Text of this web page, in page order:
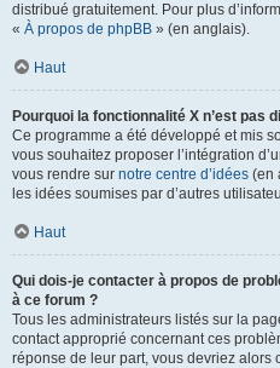
distribué gratuitement. Pour plus
« À propos de phpBB » (en anglais).
Haut
Pourquoi la fonctionnalité X n’est pas
Ce programme a été développé et mis
vous souhaitez proposer l’intégration
vous rendre sur notre centre d’idées (en
les idées soumises par d’autres
Haut
Qui dois-je contacter à propos de
à ce forum ?
Tous les administrateurs listés sur la
contact approprié concernant ces
réponse de leur part, vous devriez alors